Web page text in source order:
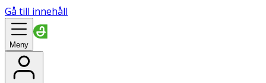
Gå till innehåll
Meny